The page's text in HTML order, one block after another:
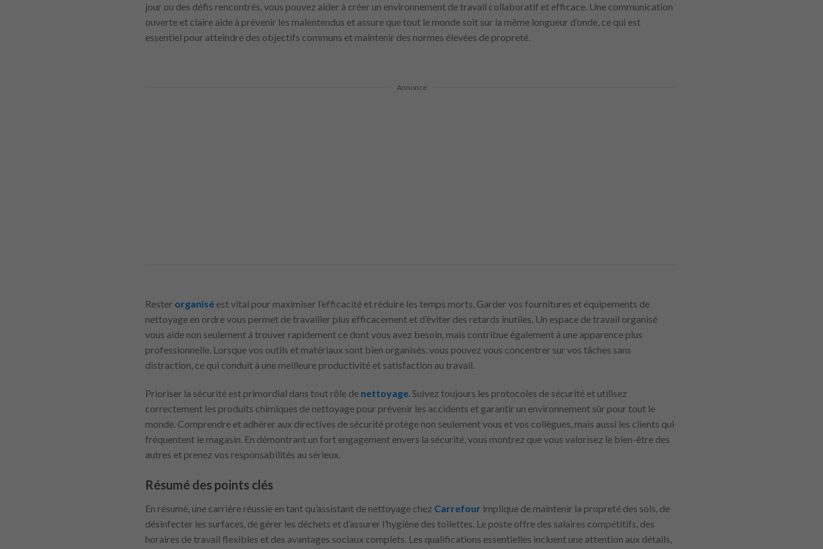
jour ou des défis rencontrés, vous pouvez aider à créer un environnement de travail collaboratif et efficace. Une communication
ouverte et claire aide à prévenir les malentendus et assure que tout le monde soit sur la même longueur d’onde, ce qui est
essentiel pour atteindre des objectifs communs et maintenir des normes élevées de propreté.
Annonce
Rester organisé est vital pour maximiser l’efficacité et réduire les temps morts. Garder vos fournitures et équipements de
nettoyage en ordre vous permet de travailler plus efficacement et d’éviter des retards inutiles. Un espace de travail organisé
vous aide non seulement à trouver rapidement ce dont vous avez besoin, mais contribue également à une apparence plus
professionnelle. Lorsque vos outils et matériaux sont bien organisés, vous pouvez vous concentrer sur vos tâches sans
distraction, ce qui conduit à une meilleure productivité et satisfaction au travail.
Prioriser la sécurité est primordial dans tout rôle de nettoyage. Suivez toujours les protocoles de sécurité et utilisez
correctement les produits chimiques de nettoyage pour prévenir les accidents et garantir un environnement sûr pour tout le
monde. Comprendre et adhérer aux directives de sécurité protège non seulement vous et vos collègues, mais aussi les clients qui
fréquentent le magasin. En démontrant un fort engagement envers la sécurité, vous montrez que vous valorisez le bien-être des
autres et prenez vos responsabilités au sérieux.
Résumé des points clés
En résumé, une carrière réussie en tant qu’assistant de nettoyage chez Carrefour implique de maintenir la propreté des sols, de
désinfecter les surfaces, de gérer les déchets et d’assurer l’hygiène des toilettes. Le poste offre des salaires compétitifs, des
horaires de travail flexibles et des avantages sociaux complets. Les qualifications essentielles incluent une attention aux détails,